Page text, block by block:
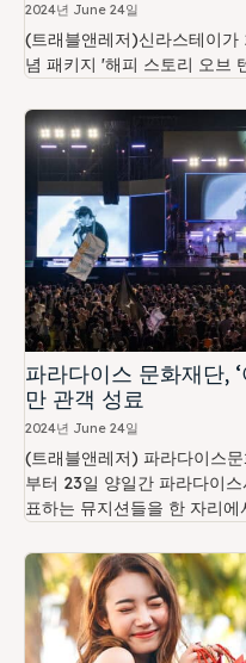
2024년 June 24일
(트래블앤레저)신라스테이가
념 패키지 '해피 스토리 오브
파라다이스 문화재단,
만 관객 성료
2024년 June 24일
(트래블앤레저) 파라다이스
부터 23일 양일간 파라다이
표하는 뮤지션들을 한 자리에